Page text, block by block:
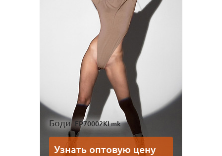
Боди FP70002KLmk
Узнать оптовую цену